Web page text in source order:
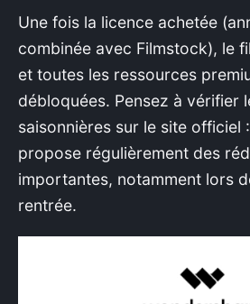
Une fois la licence achetée
combinée avec Filmstock), le
et toutes les ressources
débloquées. Pensez à vérifier
saisonnières sur le site officiel
propose régulièrement des
importantes, notamment lors
rentrée.